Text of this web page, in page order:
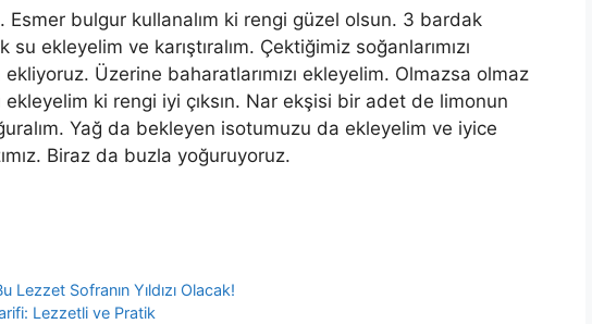
bulgur kullanalım ki rengi güzel olsun. 3 bardak
su ekleyelim ve karıştıralım. Çektiğimiz soğanlarımızı
ekliyoruz. Üzerine baharatlarımızı ekleyelim. Olmazsa olmaz
ki rengi iyi çıksın. Nar ekşisi bir adet de limonun
Yağ da bekleyen isotumuzu da ekleyelim ve iyice
Biraz da buzla yoğuruyoruz.
Lezzet Sofranın Yıldızı Olacak!
Lezzetli ve Pratik